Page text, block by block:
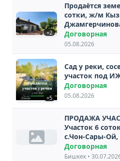
+2
Продаётся
сотки, ж/м
Договорная
05.08.2026
+5
Сад у реки,
участок под
Договорная
05.08.2026
ПРОДАЖА
Участок 6
с.Чон-Сары-Ой,
Договорная
Бишкек •